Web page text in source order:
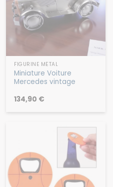
FIGURINE MÉTAL
Miniature Voiture
Mercedes vintage
134,90 €